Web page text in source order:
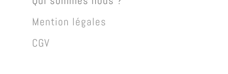
Mention légales
CGV